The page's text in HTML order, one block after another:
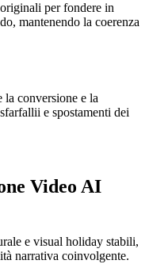
per fondere in
mantenendo la coerenza
conversione e la
e spostamenti dei
Video AI
e visual holiday stabili,
narrativa coinvolgente.